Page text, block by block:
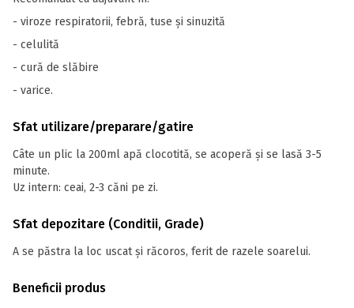
- viroze respiratorii, febră, tuse și sinuzită
- celulită
- cură de slăbire
- varice.
Sfat utilizare/preparare/gatire
Câte un plic la 200ml apă clocotită, se acoperă și se lasă 3-5
minute.
Uz intern: ceai, 2-3 căni pe zi.
Sfat depozitare (Conditii, Grade)
A se păstra la loc uscat și răcoros, ferit de razele soarelui.
Beneficii produs